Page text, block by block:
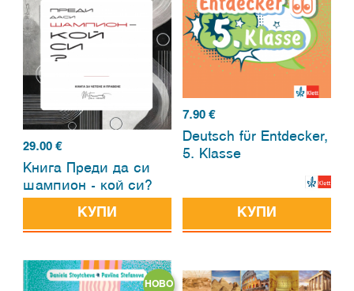
29.00 €
Книга Преди да си
шампион - кой си?
КУПИ
7.90€
Deutsch fϋr Entdecker,
5. Klasse
КУПИ
НОВО